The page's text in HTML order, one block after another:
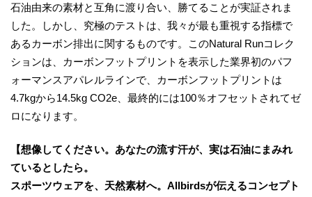
石油由来の素材と互角に渡り合い、勝てることが実証されま
した。しかし、究極のテストは、我々が最も重視する指標で
あるカーボン排出に関するものです。このNatural Runコレク
ションは、カーボンフットプリントを表示した業界初のパフ
ォーマンスアパレルラインで、カーボンフットプリントは
4.7kgから14.5kg CO2e、最終的には100％オフセットされてゼ
ロになります。
【想像してください。あなたの流す汗が、実は石油にまみれ
ているとしたら。
スポーツウェアを、天然素材へ。Allbirdsが伝えるコンセプト